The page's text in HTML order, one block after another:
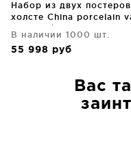
Набор из двух
холсте China porcelain
75X105 / 75X105 CM
В наличии 1000 шт.
55 998 руб
Вас